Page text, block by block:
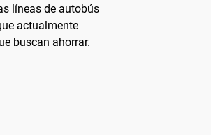
líneas de autobús
actualmente
buscan ahorrar.